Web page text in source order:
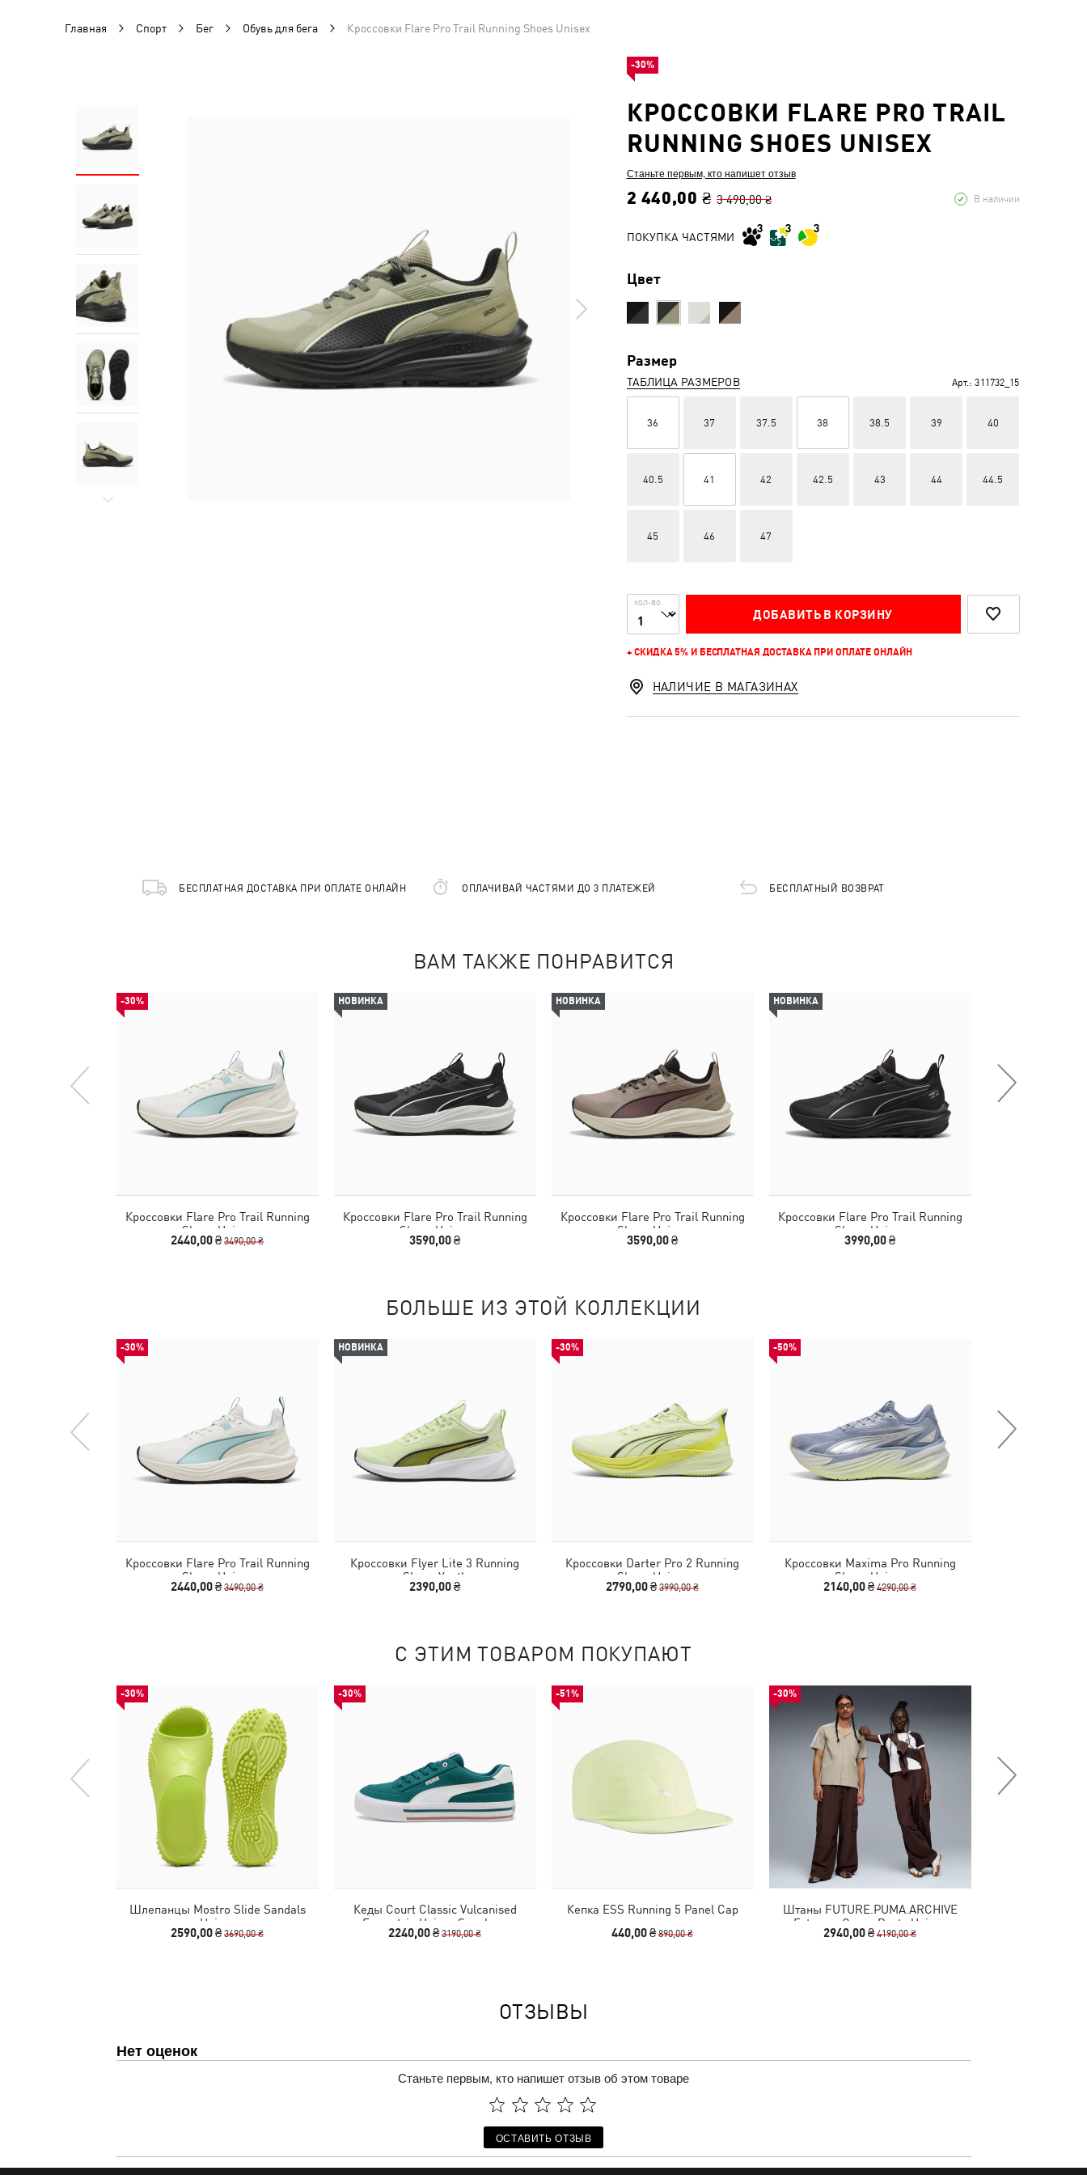
Главная Спорт Бег Обувь для бега Кроссовки Flare Pro Trail Running Shoes Unisex
КРОССОВКИ FLARE PRO TRAIL
RUNNING SHOES UNISEX
Станьте первым, кто напишет отзыв
2 440,00 ₴ 3 490,00 ₴ В наличии
ПОКУПКА ЧАСТЯМИ
Цвет
Размер
ТАБЛИЦА РАЗМЕРОВ Арт.: 311732_15
36 37 37.5 38 38.5 39 40
40.5 41 42 42.5 43 44 44.5
45 46 47
КОЛ-ВО
ДОБАВИТЬ В КОРЗИНУ
+ СКИДКА 5% И БЕСПЛАТНАЯ ДОСТАВКА ПРИ ОПЛАТЕ ОНЛАЙН
-30%
НАЛИЧИЕ В МАГАЗИНАХ
БЕСПЛАТНАЯ ДОСТАВКА ПРИ ОПЛАТЕ ОНЛАЙН ОПЛАЧИВАЙ ЧАСТЯМИ ДО 3 ПЛАТЕЖЕЙ БЕСПЛАТНЫЙ ВОЗВРАТ
ВАМ ТАКЖЕ ПОНРАВИТСЯ
-30%
Кроссовки Flare Pro Trail Running
Shoes Unisex
2440,00 ₴3490,00 ₴
НОВИНКА
Кроссовки Flare Pro Trail Running
Shoes Unisex
3590,00 ₴
НОВИНКА
Кроссовки Flare Pro Trail Running
Shoes Unisex
3590,00 ₴
НОВИНКА
Кроссовки Flare Pro Trail Running
Shoes Unisex
3990,00 ₴
БОЛЬШЕ ИЗ ЭТОЙ КОЛЛЕКЦИИ
-30%
Кроссовки Flare Pro Trail Running
Shoes Unisex
2440,00 ₴3490,00 ₴
НОВИНКА
Кроссовки Flyer Lite 3 Running
Shoes Youth
2390,00 ₴
-30%
Кроссовки Darter Pro 2 Running
Shoes Unisex
2790,00 ₴3990,00 ₴
-50%
Кроссовки Maxima Pro Running
Shoes Unisex
2140,00 ₴4290,00 ₴
С ЭТИМ ТОВАРОМ ПОКУПАЮТ
-30%
Шлепанцы Mostro Slide Sandals
Unisex
2590,00 ₴3690,00 ₴
-30%
Кеды Court Classic Vulcanised
Formstrip Unisex Sneakers
2240,00 ₴3190,00 ₴
-51%
Кепка ESS Running 5 Panel Cap
440,00 ₴890,00 ₴
-30%
Штаны FUTURE.PUMA.ARCHIVE
Extreme Cargo Pants Unisex
2940,00 ₴4190,00 ₴
ОТЗЫВЫ
Нет оценок
Станьте первым, кто напишет отзыв об этом товаре
ОСТАВИТЬ ОТЗЫВ